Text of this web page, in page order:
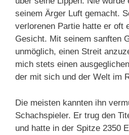
seinem Ärger Luft gemacht.
verlorenen Partie hatte er oft
Gesicht. Mit seinem sanften
unmöglich, einen Streit
mich stets einen
der mit sich und der Welt im
Die meisten kannten ihn
Schachspieler. Er trug den
und hatte in der Spitze 2350